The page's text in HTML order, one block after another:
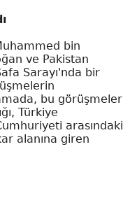
bin
ve Pakistan
Sarayı'nda bir
bu görüşmeler
Türkiye
arasındaki
alanına giren